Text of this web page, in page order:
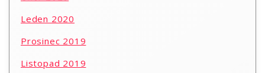
Leden 2020
Prosinec 2019
Listopad 2019